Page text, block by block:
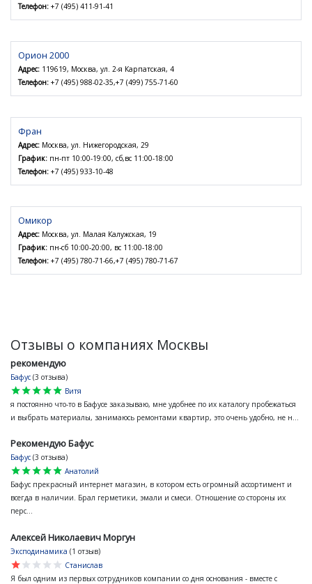
Телефон: +7 (495) 411-91-41
Орион 2000
Адрес: 119619, Москва, ул. 2-я Карпатская, 4
Телефон: +7 (495) 988-02-35,+7 (499) 755-71-60
Фран
Адрес: Москва, ул. Нижегородская, 29
График: пн-пт 10:00-19:00, сб,вс 11:00-18:00
Телефон: +7 (495) 933-10-48
Омикор
Адрес: Москва, ул. Малая Калужская, 19
График: пн-сб 10:00-20:00, вс 11:00-18:00
Телефон: +7 (495) 780-71-66,+7 (495) 780-71-67
Отзывы о компаниях Москвы
рекомендую
Бафус (3 отзыва)
star
star
star
star
star
Витя
я постоянно что-то в Бафусе заказываю, мне удобнее по их каталогу пробежаться
и выбрать материалы, занимаюсь ремонтами квартир, это очень удобно, не н...
Рекомендую Бафус
Бафус (3 отзыва)
star
star
star
star
star
Анатолий
Бафус прекрасный интернет магазин, в котором есть огромный ассортимент и
всегда в наличии. Брал герметики, эмали и смеси. Отношение со стороны их
перс...
Алексей Николаевич Моргун
Эксподинамика (1 отзыв)
star
star
star
star
star
Станислав
Я был одним из первых сотрудников компании со дня основания - вместе с